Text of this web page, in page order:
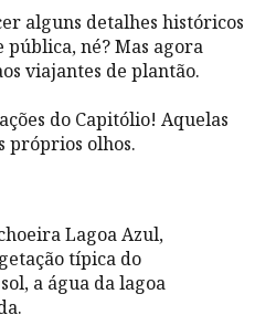
alguns detalhes históricos
né? Mas agora
viajantes de plantão.
do Capitólio! Aquelas
próprios olhos.